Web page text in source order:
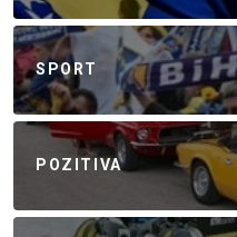
SPORT
POZITIVA